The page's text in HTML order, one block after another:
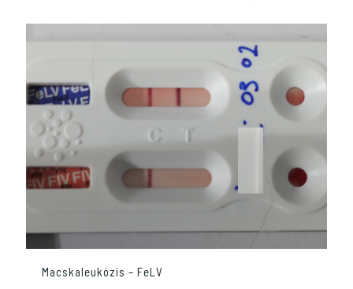
Macskaleukózis – FeLV